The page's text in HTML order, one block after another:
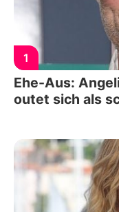
1
Ehe-Aus:
outet sich als